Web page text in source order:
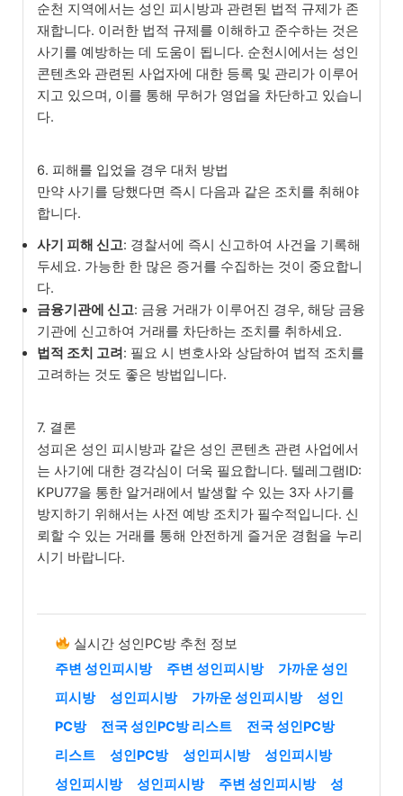
순천 지역에서는 성인 피시방과 관련된 법적 규제가 존
재합니다. 이러한 법적 규제를 이해하고 준수하는 것은
사기를 예방하는 데 도움이 됩니다. 순천시에서는 성인
콘텐츠와 관련된 사업자에 대한 등록 및 관리가 이루어
지고 있으며, 이를 통해 무허가 영업을 차단하고 있습니
다.
6. 피해를 입었을 경우 대처 방법
만약 사기를 당했다면 즉시 다음과 같은 조치를 취해야
합니다.
사기 피해 신고: 경찰서에 즉시 신고하여 사건을 기록해
두세요. 가능한 한 많은 증거를 수집하는 것이 중요합니
다.
금융기관에 신고: 금융 거래가 이루어진 경우, 해당 금융
기관에 신고하여 거래를 차단하는 조치를 취하세요.
법적 조치 고려: 필요 시 변호사와 상담하여 법적 조치를
고려하는 것도 좋은 방법입니다.
7. 결론
성피온 성인 피시방과 같은 성인 콘텐츠 관련 사업에서
는 사기에 대한 경각심이 더욱 필요합니다. 텔레그램ID:
KPU77을 통한 알거래에서 발생할 수 있는 3자 사기를
방지하기 위해서는 사전 예방 조치가 필수적입니다. 신
뢰할 수 있는 거래를 통해 안전하게 즐거운 경험을 누리
시기 바랍니다.
실시간 성인PC방 추천 정보
주변 성인피시방
주변 성인피시방
가까운 성인
피시방
성인피시방 가까운 성인피시방
성인
PC방
전국 성인PC방 리스트
전국 성인PC방
리스트
성인PC방 성인피시방
성인피시방
성인피시방
성인피시방 주변 성인피시방
성